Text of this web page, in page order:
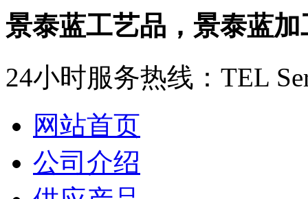
景泰蓝工艺品，景泰蓝
24小时服务热线： TEL
网站首页
公司介绍